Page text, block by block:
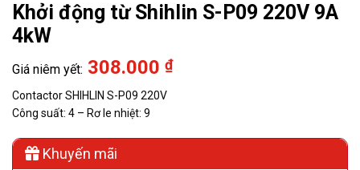
Khởi động từ Shihlin S-P09 220V 9A
4kW
308.000 ₫
Contactor SHIHLIN S-P09 220V
Công suất: 4 – Rơ le nhiệt: 9
Khuyến mãi